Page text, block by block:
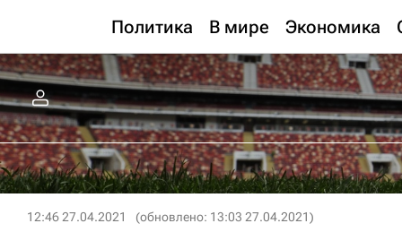
Политика В мире Экономика
12:46 27.04.2021 (обновлено: 13:03 27.04.2021)